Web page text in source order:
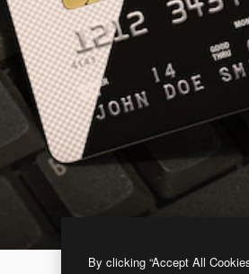
By clicking “Accept All